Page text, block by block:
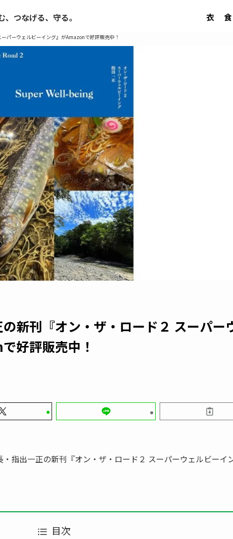
つなげる、守る。 衣 食
パーウェルビーイング』がAmazonで好評販売中！
新刊『オン・ザ・ロード２ スーパー
好評販売中！
指出一正の新刊『オン・ザ・ロード２ スーパーウェルビーイ
目次